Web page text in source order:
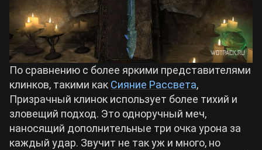
По сравнению с более яркими представителями
клинков, такими как Сияние Рассвета,
Призрачный клинок использует более тихий и
зловещий подход. Это одноручный меч,
наносящий дополнительные три очка урона за
каждый удар. Звучит не так уж и много, но